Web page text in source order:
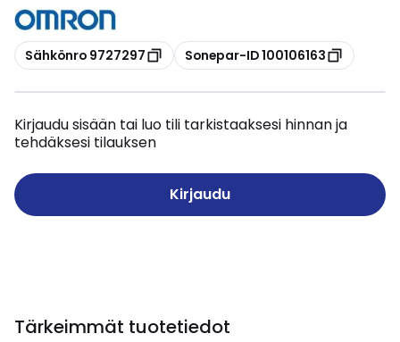
Kopioi
Sähkönro 9727297 Kopioi
Sonepar-ID 100106163
Kirjaudu sisään tai luo tili tarkistaaksesi hinnan ja
tehdäksesi tilauksen
Kirjaudu
Tärkeimmät tuotetiedot